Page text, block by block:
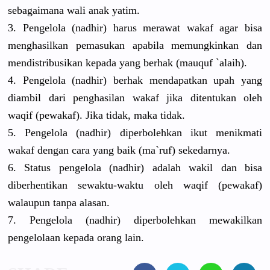
sebagaimana wali anak yatim.
3. Pengelola (nadhir) harus merawat wakaf agar bisa
menghasilkan pemasukan apabila memungkinkan dan
mendistribusikan kepada yang berhak (mauquf `alaih).
4. Pengelola (nadhir) berhak mendapatkan upah yang
diambil dari penghasilan wakaf jika ditentukanoleh
waqif (pewakaf). Jika tidak, maka tidak.
5. Pengelola (nadhir) diperbolehkan ikut menikmati
wakaf dengan cara yang baik (ma`ruf) sekedarnya.
6. Status pengelola (nadhir) adalah wakil dan bisa
diberhentikan sewaktu-waktu oleh waqif (pewakaf)
walaupun tanpa alasan.
7. Pengelola (nadhir) diperbolehkan mewakilkan
pengelolaan kepada orang lain.